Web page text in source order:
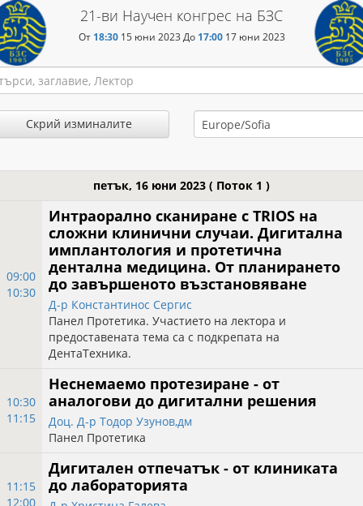
21-ви Научен конгрес на БЗС
От 18:3015 юни 2023 До 17:0017 юни 2023
Скрий изминалите
петък, 16 юни 2023 ( Поток 1 )
09:00
10:30
Интраорално сканиране с TRIOS на
сложни клинични случаи. Дигитална
имплантология и протетична
дентална медицина. От планирането
до завършеното възстановяване
Д-р Константинос Сергис
Панел Протетика. Участието на лектора и
предоставената тема са с подкрепата на
ДентаТехника.
10:30
11:15
Неснемаемо протезиране - от
аналогови до дигитални решения
Доц. Д-р Тодор Узунов,дм
Панел Протетика
11:15
12:00
Дигитален отпечатък - от клиниката
до лабораторията